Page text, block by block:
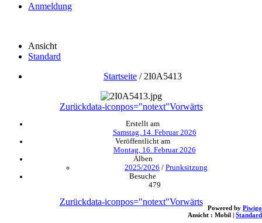
Anmeldung
Ansicht
Standard
Startseite / 2I0A5413
Zurückdata-iconpos="notext"Vorwärts
Erstellt am
Samstag, 14. Februar 2026
Veröffentlicht am
Montag, 16. Februar 2026
Alben
2025/2026 / Prunksitzung
Besuche
479
Zurückdata-iconpos="notext"Vorwärts
Powered by Piwigo
Ansicht : Mobil | Standard